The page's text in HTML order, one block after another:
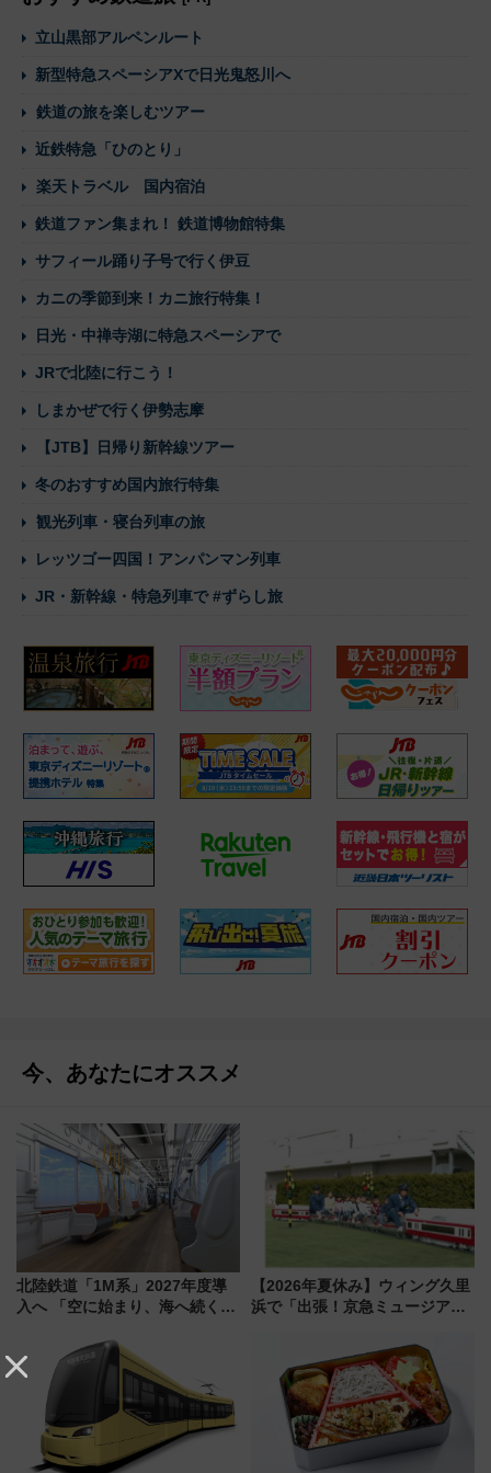
立山黒部アルペンルート
新型特急スペーシアXで日光鬼怒川へ
鉄道の旅を楽しむツアー
近鉄特急「ひのとり」
楽天トラベル 国内宿泊
鉄道ファン集まれ！ 鉄道博物館特集
サフィール踊り子号で行く伊豆
カニの季節到来！カニ旅行特集！
日光・中禅寺湖に特急スペーシアで
JRで北陸に行こう！
しまかぜで行く伊勢志摩
【JTB】日帰り新幹線ツアー
冬のおすすめ国内旅行特集
観光列車・寝台列車の旅
レッツゴー四国！アンパンマン列車
JR・新幹線・特急列車で #ずらし旅
今、あなたにオススメ
北陸鉄道「1M系」2027年度導
入へ 「空に始まり、海へ続く」
神秘的なデザイン
【2026年夏休み】ウィング久里
浜で「出張！京急ミュージア
ラリーや子ども制服撮影も